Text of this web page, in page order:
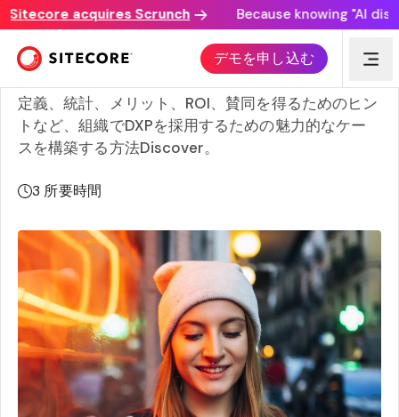
acquires Scrunch Because knowing "AI
デモを申し込む
デジタルエクスペリエンスプラットフォームのためのビジ
ネス導入事例の構築
定義、統計、メリット、ROI、賛同を得るためのヒン
トなど、組織でDXPを採用するための魅力的なケー
スを構築する方法Discover。
3 所要時間